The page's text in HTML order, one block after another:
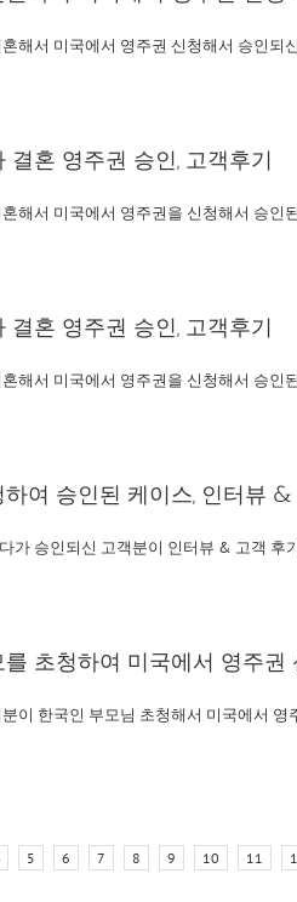
해서 미국에서 영주권 신청해서 승인되
결혼 영주권 승인, 고객후기
해서 미국에서 영주권을 신청해서 승인
결혼 영주권 승인, 고객후기
해서 미국에서 영주권을 신청해서 승인
여 승인된 케이스, 인터뷰 &
가 승인되신 고객분이 인터뷰 & 고객 후
초청하여 미국에서 영주권
이 한국인 부모님 초청해서 미국에서
5 6 7 8 9 10 11